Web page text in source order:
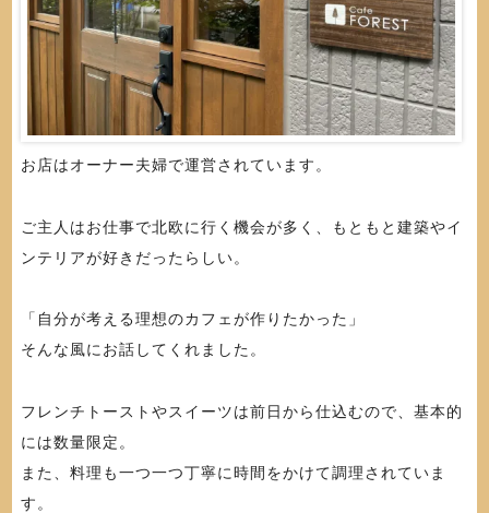
お店はオーナー夫婦で運営されています。
ご主人はお仕事で北欧に行く機会が多く、もともと建築やイ
ンテリアが好きだったらしい。
「自分が考える理想のカフェが作りたかった」
そんな風にお話してくれました。
フレンチトーストやスイーツは前日から仕込むので、基本的
には数量限定。
また、料理も一つ一つ丁寧に時間をかけて調理されていま
す。